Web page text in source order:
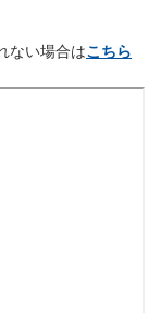
ない場合はこちら